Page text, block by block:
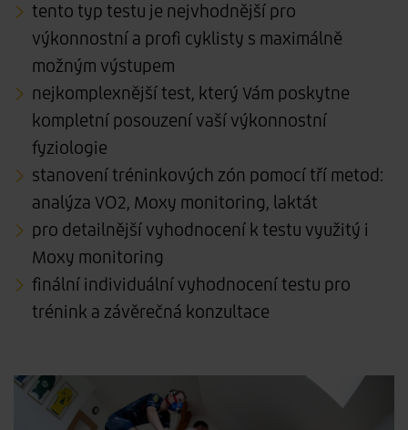
tento typ testu je nejvhodnější pro
výkonnostní a profi cyklisty s maximálně
možným výstupem
nejkomplexnější test, který Vám poskytne
kompletní posouzení vaší výkonnostní
fyziologie
stanovení tréninkových zón pomocí tří metod:
analýza VO2, Moxy monitoring, laktát
pro detailnější vyhodnocení k testu využitý i
Moxy monitoring
finální individuální vyhodnocení testu pro
trénink a závěrečná konzultace